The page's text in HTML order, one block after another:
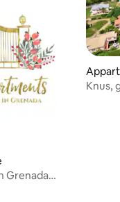
Grenada
Knus,